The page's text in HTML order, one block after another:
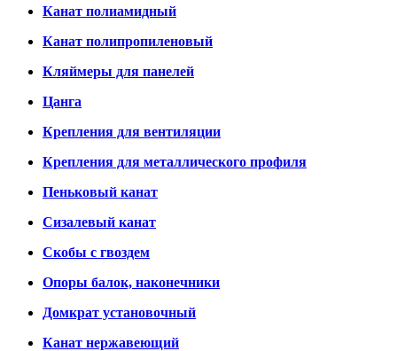
Канат полиамидный
Канат полипропиленовый
Кляймеры для панелей
Цанга
Крепления для вентиляции
Крепления для металлического профиля
Пеньковый канат
Сизалевый канат
Скобы с гвоздем
Опоры балок, наконечники
Домкрат установочный
Канат нержавеющий